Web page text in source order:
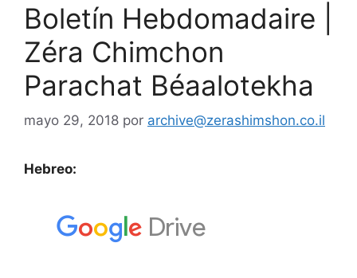
Boletín Hebdomadaire |
Zéra Chimchon
Parachat Béaalotekha
mayo 29, 2018 por archive@zerashimshon.co.il
Hebreo: